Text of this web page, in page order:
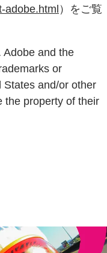
adobe.html ）をご覧
Adobe and the
or
States and/or other
the property of their